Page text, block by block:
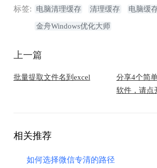
标签: 电脑清理缓存 清理缓存 电脑缓
金舟Windows优化大师
上一篇
批量提取文件名到excel
分享4个简
软件，请点
相关推荐
如何选择微信专清的路径